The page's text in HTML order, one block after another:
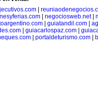
|
negociosweb.net|
| guiatandil.com|
guiacarlospaz.com
| portaldeturismo.com|